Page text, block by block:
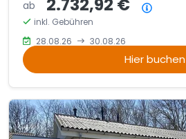
ab
inkl. Gebühren
28.08.26
30.08.26
Hier buchen